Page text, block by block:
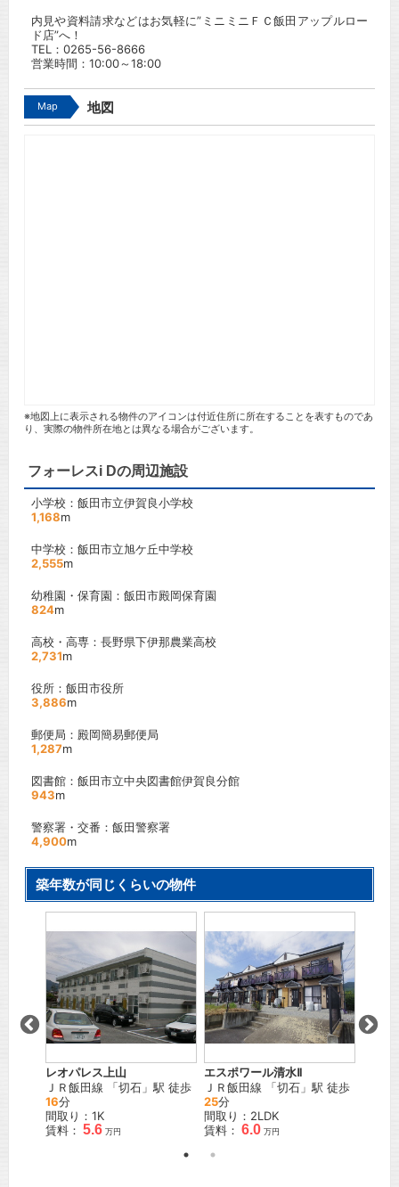
内見や資料請求などはお気軽に”ミニミニＦＣ飯田アップルロー
ド店”へ！
TEL： 0265-56-8666
営業時間：10:00～18:00
Map 地図
※地図上に表示される物件のアイコンは付近住所に所在することを表すものであ
り、実際の物件所在地とは異なる場合がございます。
フォーレスi Dの周辺施設
小学校：飯田市立伊賀良小学校
1,168m
中学校：飯田市立旭ケ丘中学校
2,555m
幼稚園・保育園：飯田市殿岡保育園
824m
高校・高専：長野県下伊那農業高校
2,731m
役所：飯田市役所
3,886m
郵便局：殿岡簡易郵便局
1,287m
図書館：飯田市立中央図書館伊賀良分館
943m
警察署・交番：飯田警察署
4,900m
築年数が同じくらいの物件
レオパレス上山
ＪＲ飯田線 「切石 」駅 徒歩
16分
間取り：1K
賃料： 5.6 万円
エスポワール清水Ⅱ
ＪＲ飯田線 「切石 」駅 徒歩
25分
間取り：2LDK
賃料： 6.0 万円